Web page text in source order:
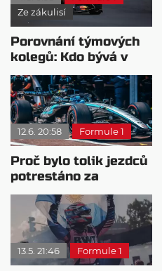
Ze zákulisí
Porovnání týmových
kolegů: Kdo bývá v
sobotu nejrychlejší?
12.6. 20:58 Formule 1
Proč bylo tolik jezdců
potrestáno za
rychlost v boxové
uličce?
13.5. 21:46 Formule 1